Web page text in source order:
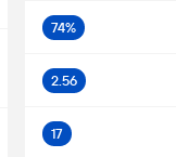
74%
2.56
17